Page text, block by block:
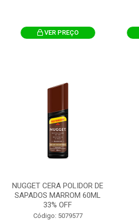
VER PREÇO
NUGGET CERA POLIDOR DE
SAPADOS MARROM 60ML
33% OFF
Código: 5079577